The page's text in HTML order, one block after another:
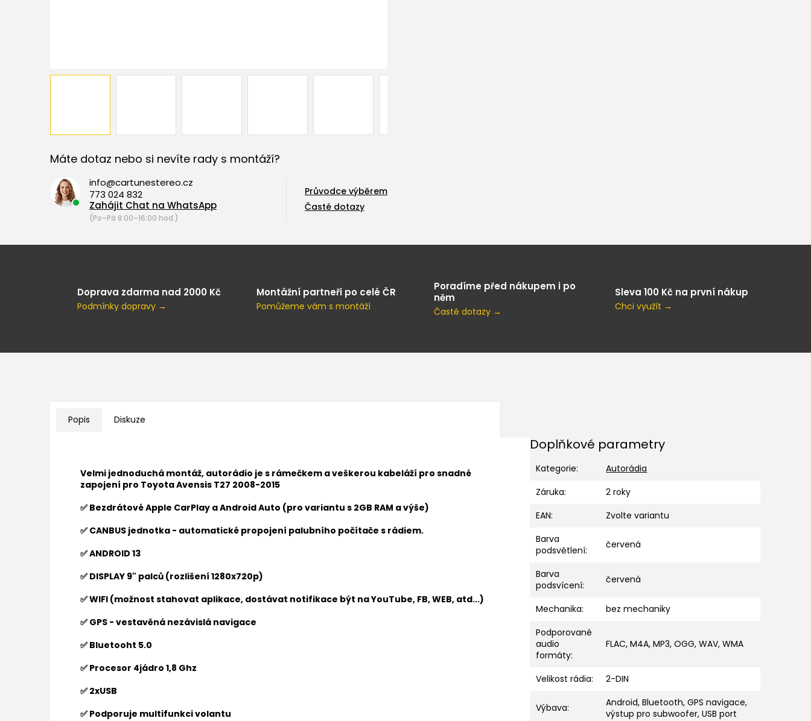
Máte dotaz nebo si nevíte rady s montáží?
info@cartunestereo.cz
773 024 832
Zahájit Chat na WhatsApp
(Po–Pá 8:00–16:00 hod.)
Průvodce výběrem
Časté dotazy
Doprava zdarma nad 2000 Kč
Podmínky dopravy →
Montážní partneři po celé ČR
Pomůžeme vám s montáží
Poradíme před nákupem i po
něm
Časté dotazy →
Sleva 100 Kč na první nákup
Chci využít →
Popis Diskuze
Velmi jednoduchá montáž, autorádio je s rámečkem a veškerou kabeláží pro snadné
zapojení pro Toyota Avensis T27 2008-2015
✅ Bezdrátové Apple CarPlay a Android Auto (pro variantu s 2GB RAM a výše)
✅ CANBUS jednotka - automatické propojení palubního počítače s rádiem.
✅ ANDROID 13
✅ DISPLAY 9" palců (rozlišení 1280x720p)
✅ WIFI (možnost stahovat aplikace, dostávat notifikace být na YouTube, FB, WEB, atd...)
✅ GPS - vestavěná nezávislá navigace
✅ Bluetooht 5.0
✅ Procesor 4jádro 1,8 Ghz
✅ 2xUSB
✅ Podporuje multifunkci volantu
Doplňkové parametry
Kategorie:
Autorádia
Záruka:
2 roky
EAN:
Zvolte variantu
Barva
podsvětlení: červená
Barva
podsvícení: červená
Mechanika:
bez mechaniky
Podporované
audio
formáty:
FLAC, M4A, MP3, OGG, WAV, WMA
Velikost rádia: 2-DIN
Výbava:
Android, Bluetooth, GPS navigace,
výstup pro subwoofer, USB port